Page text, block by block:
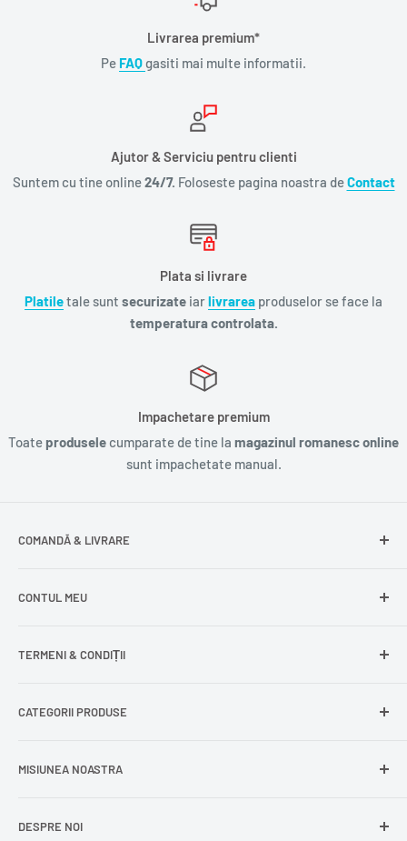
Livrarea premium*
Pe FAQgasiti mai multe informatii.
Ajutor & Serviciu pentru clienti
Suntem cu tine online24/7. Foloseste pagina noastra deContact
Plata si livrare
Platiletale sunt securizate iarlivrarea produselor se face la
temperatura controlata.
Impachetare premium
Toate produsele cumparate de tine la magazinul romanesc online
sunt impachetate manual.
COMANDĂ & LIVRARE
Livrare gratuită
CONTUL MEU
Comenzile mele
Cont nou
Comandă ca oaspete
TERMENI & CONDIȚII
Politica de returnare
Politica de expediere
CATEGORII PRODUSE
Dulciuri și snacks
Mici / Mititei
MISIUNEA NOASTRA
LaDelumani
DESPRE NOI